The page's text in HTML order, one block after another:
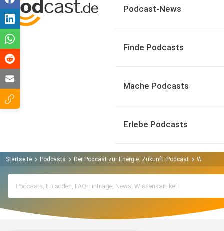
Podcast-News
Finde Podcasts
Mache Podcasts
Erlebe Podcasts
Startseite Podcasts Der Podcast zur Energie. Zukunft. Podcast